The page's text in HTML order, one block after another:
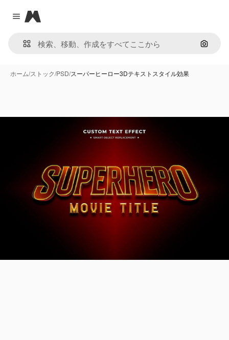
Close menu
Magnific
画像で
ホーム/ストック/PSD/スーパーヒーロー3Dテキストスタイル効果